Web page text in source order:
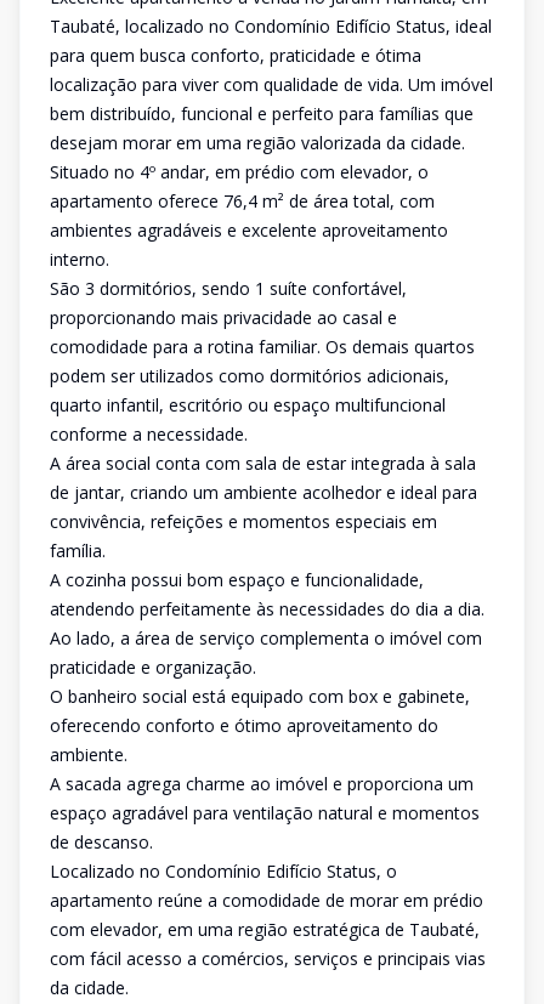
Taubaté, localizado no Condomínio Edifício Status, ideal
para quem busca conforto, praticidade e ótima
localização para viver com qualidade de vida. Um imóvel
bem distribuído, funcional e perfeito para famílias que
desejam morar em uma região valorizada da cidade.
Situado no 4º andar, em prédio com elevador, o
apartamento oferece 76,4 m² de área total, com
ambientes agradáveis e excelente aproveitamento
interno.
São 3 dormitórios, sendo 1 suíte confortável,
proporcionando mais privacidade ao casal e
comodidade para a rotina familiar. Os demais quartos
podem ser utilizados como dormitórios adicionais,
quarto infantil, escritório ou espaço multifuncional
conforme a necessidade.
A área social conta com sala de estar integrada à sala
de jantar, criando um ambiente acolhedor e ideal para
convivência, refeições e momentos especiais em
família.
A cozinha possui bom espaço e funcionalidade,
atendendo perfeitamente às necessidades do dia a dia.
Ao lado, a área de serviço complementa o imóvel com
praticidade e organização.
O banheiro social está equipado com box e gabinete,
oferecendo conforto e ótimo aproveitamento do
ambiente.
A sacada agrega charme ao imóvel e proporciona um
espaço agradável para ventilação natural e momentos
de descanso.
Localizado no Condomínio Edifício Status, o
apartamento reúne a comodidade de morar em prédio
com elevador, em uma região estratégica de Taubaté,
com fácil acesso a comércios, serviços e principais vias
da cidade.